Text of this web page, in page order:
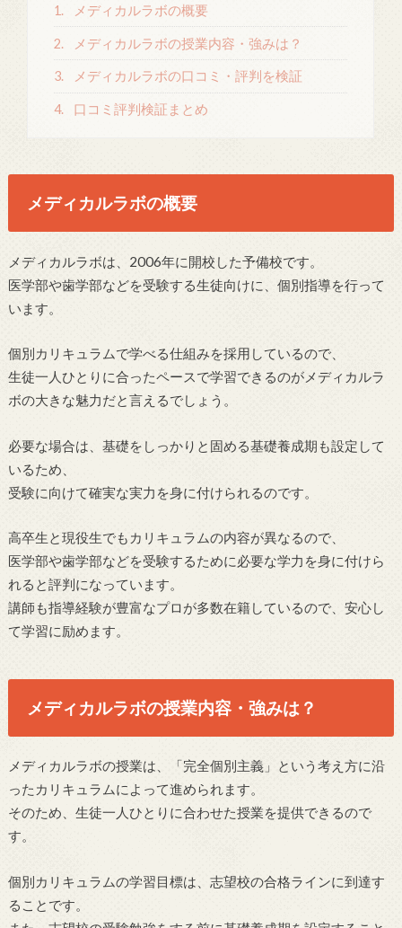
1. メディカルラボの概要
2. メディカルラボの授業内容・強みは？
3. メディカルラボの口コミ・評判を検証
4. 口コミ評判検証まとめ
メディカルラボの概要
メディカルラボは、2006年に開校した予備校です。
医学部や歯学部などを受験する生徒向けに、個別指導を行って
います。
個別カリキュラムで学べる仕組みを採用しているので、
生徒一人ひとりに合ったペースで学習できるのがメディカルラ
ボの大きな魅力だと言えるでしょう。
必要な場合は、基礎をしっかりと固める基礎養成期も設定して
いるため、
受験に向けて確実な実力を身に付けられるのです。
高卒生と現役生でもカリキュラムの内容が異なるので、
医学部や歯学部などを受験するために必要な学力を身に付けら
れると評判になっています。
講師も指導経験が豊富なプロが多数在籍しているので、安心し
て学習に励めます。
メディカルラボの授業内容・強みは？
メディカルラボの授業は、「完全個別主義」という考え方に沿
ったカリキュラムによって進められます。
そのため、生徒一人ひとりに合わせた授業を提供できるので
す。
個別カリキュラムの学習目標は、志望校の合格ラインに到達す
ることです。